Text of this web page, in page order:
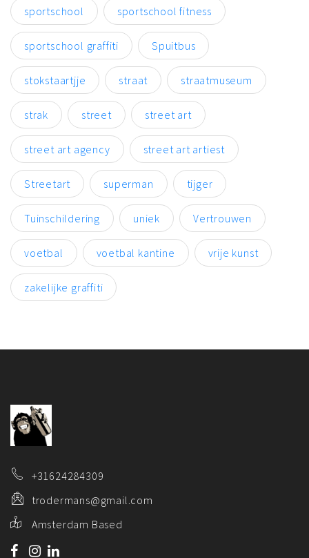
sportschool sportschool fitness
sportschool graffiti Spuitbus
stokstaartjje straat straatmuseum
strak street street art
street art agency street art artiest
Streetart superman tijger
Tuinschildering uniek Vertrouwen
voetbal voetbal kantine vrije kunst
zakelijke graffiti
+31624284309
trodermans@gmail.com
Amsterdam Based